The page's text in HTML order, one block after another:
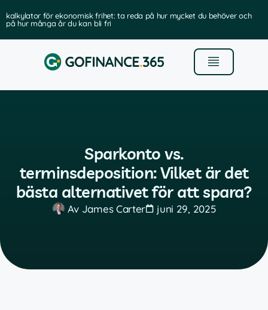
kalkylator för ekonomisk frihet: ta reda på hur mycket du behöver och
på hur många år du kan bli fri
Sparkonto vs.
terminsdeposition: Vilket är det
bästa alternativet för att spara?
Av James Carter juni 29, 2025